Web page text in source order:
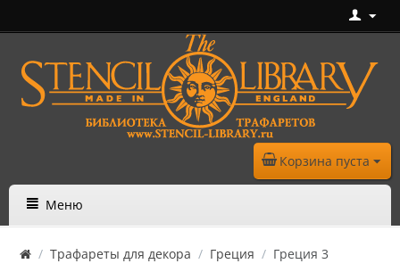
Корзина пуста
Меню
/ Трафареты для декора / Греция / Греция 3